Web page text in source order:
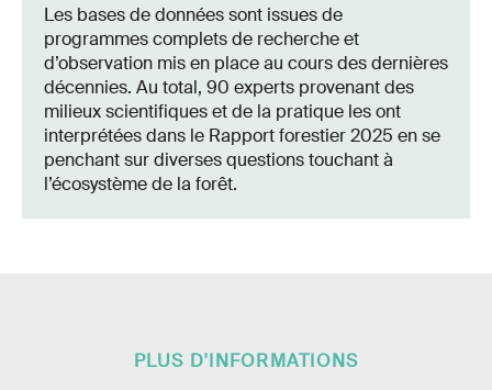
Les bases de données sont issues de
programmes complets de recherche et
d’observation mis en place au cours des dernières
décennies. Au total, 90 experts provenant des
milieux scientifiques et de la pratique les ont
interprétées dans le Rapport forestier 2025 en se
penchant sur diverses questions touchant à
l’écosystème de la forêt.
PLUS D'INFORMATIONS